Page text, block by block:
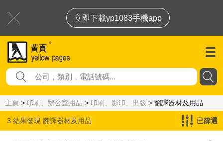
立即下載yp1083手機app
主頁 > 印刷、辦公室用品 > 印刷、影印、出版 > 翻譯器材及用品
3 結果發現 翻譯器材及用品 已篩選